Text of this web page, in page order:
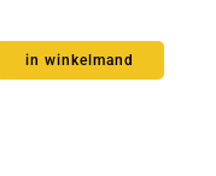
in winkelmand